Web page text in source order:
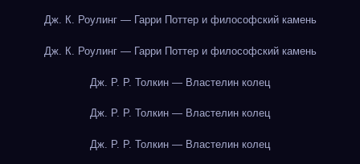
Дж. К. Роулинг — Гарри Поттер и философский камень
Дж. К. Роулинг — Гарри Поттер и философский камень
Дж. Р. Р. Толкин — Властелин колец
Дж. Р. Р. Толкин — Властелин колец
Дж. Р. Р. Толкин — Властелин колец